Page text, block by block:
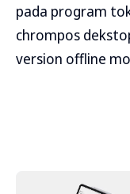
pada program
chrompos
version offline